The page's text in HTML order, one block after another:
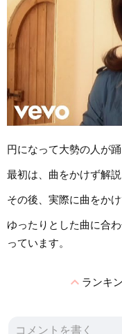
円になって大勢の人が
最初は、曲をかけず解
その後、実際に曲をか
ゆったりとした曲に合
っています。
expand_lessランキ